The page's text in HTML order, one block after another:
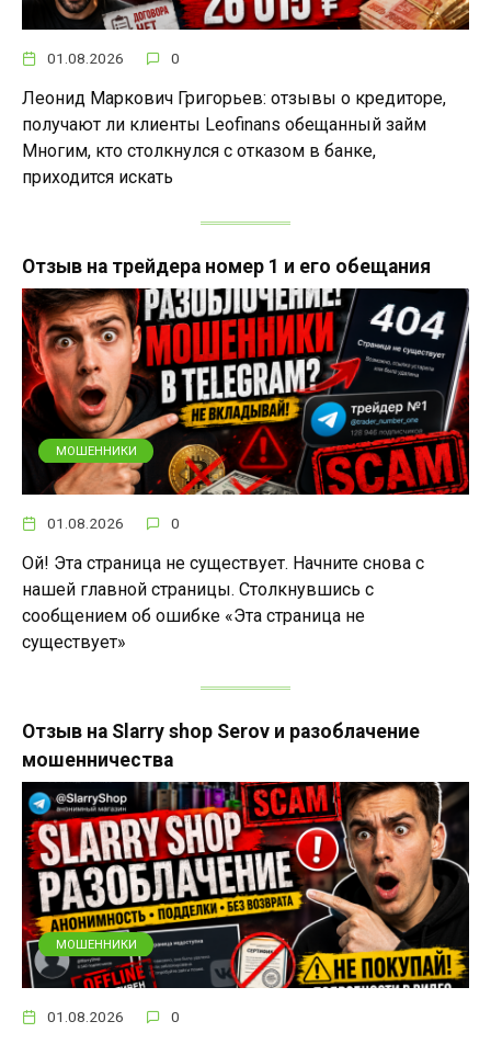
01.08.2026 0
Леонид Маркович Григорьев: отзывы о кредиторе,
получают ли клиенты Leofinans обещанный займ
Многим, кто столкнулся с отказом в банке,
приходится искать
Отзыв на трейдера номер 1 и его обещания
МОШЕННИКИ
01.08.2026 0
Ой! Эта страница не существует. Начните снова с
нашей главной страницы. Столкнувшись с
сообщением об ошибке «Эта страница не
существует»
Отзыв на Slarry shop Serov и разоблачение
мошенничества
МОШЕННИКИ
01.08.2026 0